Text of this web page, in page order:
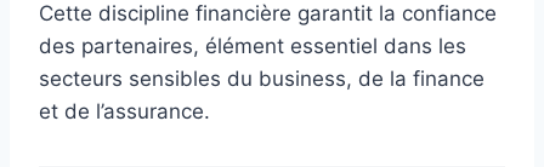
Cette discipline financière garantit la confiance
des partenaires, élément essentiel dans les
secteurs sensibles du business, de la finance
et de l’assurance.